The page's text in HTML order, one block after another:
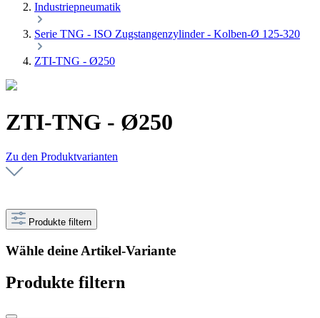
Industriepneumatik
Serie TNG - ISO Zugstangenzylinder - Kolben-Ø 125-320
ZTI-TNG - Ø250
ZTI-TNG - Ø250
Zu den Produktvarianten
Produkte filtern
Wähle deine Artikel-Variante
Produkte filtern